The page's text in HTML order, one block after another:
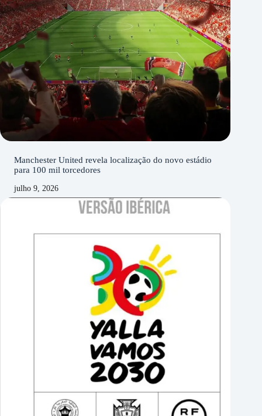
Manchester United revela localização do novo estádio
para 100 mil torcedores
julho 9, 2026